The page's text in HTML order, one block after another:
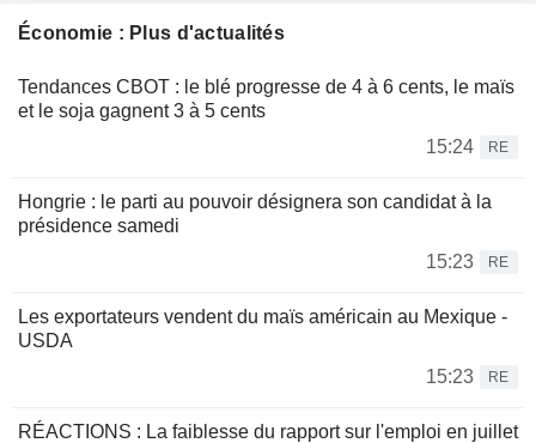
Économie : Plus d'actualités
Tendances CBOT : le blé progresse de 4 à 6 cents, le maïs
et le soja gagnent 3 à 5 cents
15:24
RE
Hongrie : le parti au pouvoir désignera son candidat à la
présidence samedi
15:23
RE
Les exportateurs vendent du maïs américain au Mexique -
USDA
15:23
RE
RÉACTIONS : La faiblesse du rapport sur l'emploi en juillet